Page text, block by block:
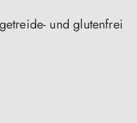
und glutenfrei